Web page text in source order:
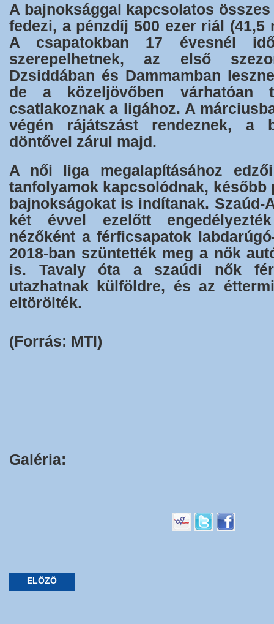
A bajnoksággal kapcsolatos
fedezi, a pénzdíj 500 ezer riál
A csapatokban 17 évesnél
szerepelhetnek, az első
Dzsiddában és Dammamban
de a közeljövőben várhatóan
csatlakoznak a ligához. A
végén rájátszást rendeznek, a
döntővel zárul majd.
A női liga megalapításához
tanfolyamok kapcsolódnak, később
bajnokságokat is indítanak. Szaúd-
két évvel ezelőtt
nézőként a férficsapatok
2018-ban szüntették meg a nők
is. Tavaly óta a szaúdi nők
utazhatnak külföldre, és az
eltörölték.
(Forrás: MTI)
Galéria:
ELŐZŐ